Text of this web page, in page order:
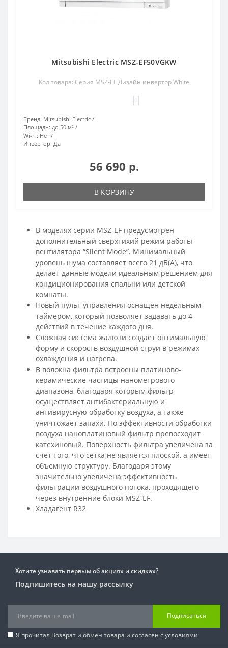
Mitsubishi Electric MSZ-EF50VGKW
Код товара: Серия MSZ-EF Дизайн инвертор White
Бренд: Mitsubishi Electric
Площадь: до 50 м²
Wi-Fi: Нет
Инвертор: Да
56 690 р.
В КОРЗИНУ
В моделях серии MSZ-EF предусмотрен
дополнительный сверхтихий режим работы
вентилятора “Silent Mode”. Минимальный
уровень шума составляет всего 21 дБ(А), что
делает данные модели идеальным решением для
кондиционирования спальни или детской
комнаты.
Новый пульт управления оснащен недельным
таймером, который позволяет задавать до 4
действий в течение каждого дня.
Сложная система жалюзи создает оптимальную
форму и скорость воздушной струи в режимах
охлаждения и нагрева.
В волокна фильтра встроены платиново-
керамические частицы нанометрового
диапазона, благодаря которым фильтр
осуществляет антибактериальную и
антивирусную обработку воздуха, а также
уничтожает запахи. По эффективности обработки
воздуха наноплатиновый фильтр превосходит
катехиновый. Поверхность фильтра увеличена за
счет того, что сетка не является плоской, а имеет
объемную структуру. Благодаря этому
значительно увеличена эффективность
фильтрации воздушного потока, проходящего
через внутренние блоки MSZ-EF.
Хладагент R32
Хотите узнавать первым об акциях и скидках?
Подпишитесь на нашу рассылку
Подписаться
Я прочитал Возврат и обмен товара и согласен с условиями